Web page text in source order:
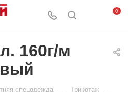
0
160г/м
спецодежда — Трикотаж —